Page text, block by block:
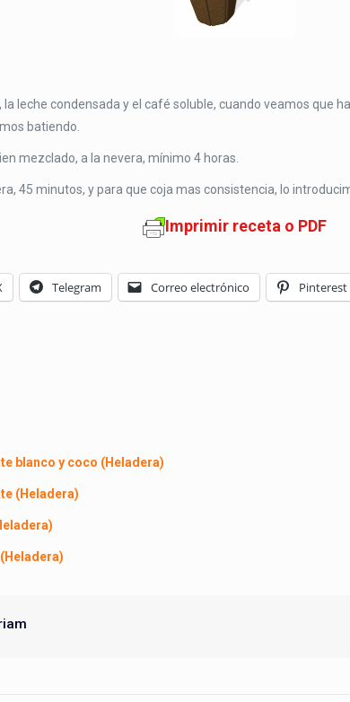
la leche condensada y el café soluble, cuando veamos que
batiendo.
mezclado, a la nevera, mínimo 4 horas.
45 minutos, y para que coja mas consistencia, lo
Imprimir receta o PDF
Telegram Correo electrónico Pinterest
blanco y coco (Heladera)
(Heladera)